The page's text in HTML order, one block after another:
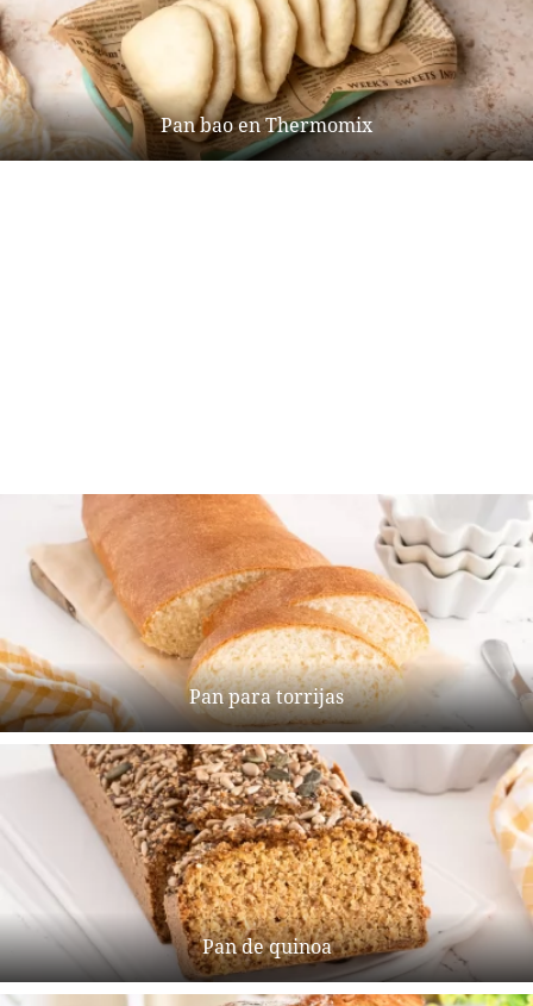
Pan bao en Thermomix
Pan para torrijas
Pan de quinoa